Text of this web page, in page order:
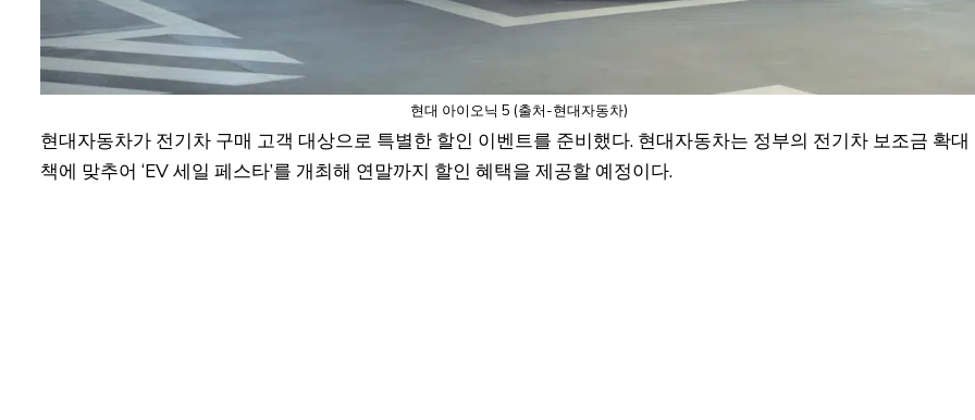
현대 아이오닉 5 (출처-현대자동차)
현대자동차가 전기차 구매 고객 대상으로 특별한 할인 이벤트를 준비했다. 현대자동차는 정부의 전기차 보조금 확대
책에 맞추어 ‘EV 세일 페스타’를 개최해 연말까지 할인 혜택을 제공할 예정이다.